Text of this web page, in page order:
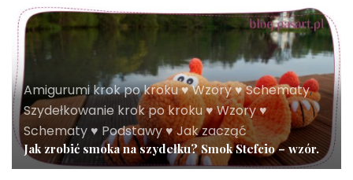
Amigurumi krok po kroku ♥ Wzory ♥ Schematy,
Szydełkowanie krok po kroku ♥ Wzory ♥
Schematy ♥ Podstawy ♥ Jak zacząć
Jak zrobić smoka na szydełku? Smok Stefcio – wzór.